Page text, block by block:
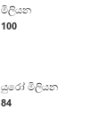
මිලියන
100
යුරෝ මිලියන
84